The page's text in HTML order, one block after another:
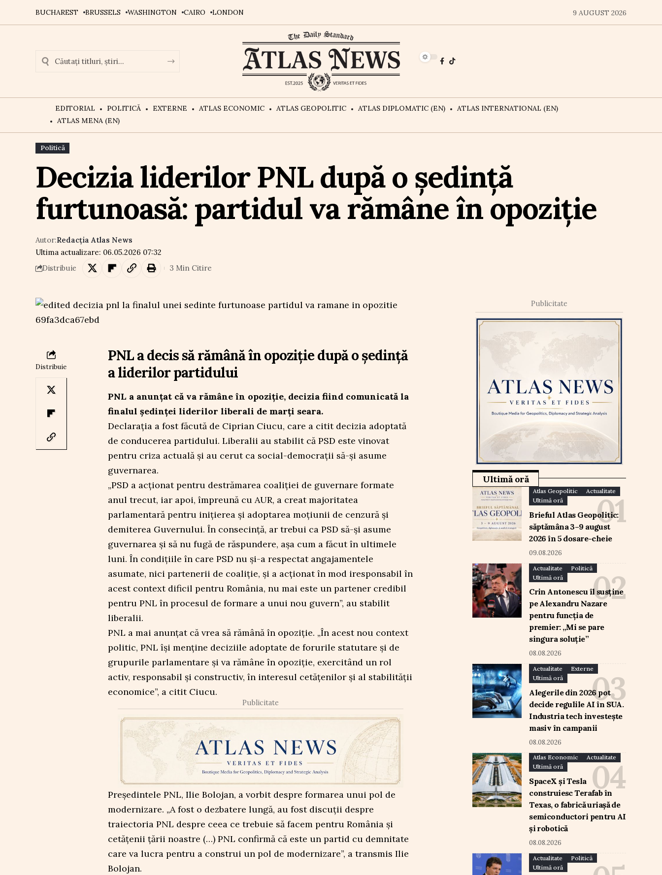
BUCHAREST BRUSSELS WASHINGTON CAIRO LONDON 9 AUGUST 2026
EDITORIAL POLITICĂ EXTERNE ATLAS ECONOMIC ATLAS GEOPOLITIC ATLAS DIPLOMATIC (EN)
ATLAS INTERNATIONAL (EN)
ATLAS MENA (EN)
Politică
Decizia liderilor PNL după o ședință
furtunoasă: partidul va rămâne în opoziție
Ultima actualizare: 06.05.2026 07:32
Autor:Redacția Atlas News
Distribuie 3 Min Citire
Distribuie
PNL a decis să rămână în opoziție după o ședință
a liderilor partidului
PNL a anunțat că va rămâne în opoziție, decizia fiind comunicată la
finalul ședinței liderilor liberali de marți seara.
Declarația a fost făcută de Ciprian Ciucu, care a citit decizia adoptată
de conducerea partidului. Liberalii au stabilit că PSD este vinovat
pentru criza actuală și au cerut ca social-democrații să-și asume
guvernarea.
„PSD a acționat pentru destrămarea coaliției de guvernare formate
anul trecut, iar apoi, împreună cu AUR, a creat majoritatea
parlamentară pentru inițierea și adoptarea moțiunii de cenzură și
demiterea Guvernului. În consecință, ar trebui ca PSD să-și asume
guvernarea și să nu fugă de răspundere, așa cum a făcut în ultimele
luni. În condițiile în care PSD nu și-a respectat angajamentele
asumate, nici partenerii de coaliție, și a acționat în mod iresponsabil în
acest context dificil pentru România, nu mai este un partener credibil
pentru PNL în procesul de formare a unui nou guvern”, au stabilit
liberalii.
PNL a mai anunțat că vrea să rămână în opoziție. „În acest nou context
politic, PNL își menține deciziile adoptate de forurile statutare și de
grupurile parlamentare și va rămâne în opoziție, exercitând un rol
activ, responsabil și constructiv, în interesul cetățenilor și al stabilității
economice”, a citit Ciucu.
Publicitate
Președintele PNL, Ilie Bolojan, a vorbit despre formarea unui pol de
modernizare. „A fost o dezbatere lungă, au fost discuții despre
traiectoria PNL despre ceea ce trebuie să facem pentru România și
cetățenii țării noastre (…) PNL confirmă că este un partid cu demnitate
care va lucra pentru a construi un pol de modernizare”, a transmis Ilie
Bolojan.
Publicitate
Ultimă oră
Atlas Geopolitic
Actualitate
Ultimă oră
Brieful Atlas Geopolitic:
săptămâna 3–9 august
2026 în 5 dosare-cheie
09.08.2026
Actualitate
Politică
Ultimă oră
Crin Antonescu îl susține
pe Alexandru Nazare
pentru funcția de
premier: „Mi se pare
singura soluție”
08.08.2026
Actualitate
Externe
Ultimă oră
Alegerile din 2026 pot
decide regulile AI în SUA.
Industria tech investește
masiv în campanii
08.08.2026
Atlas Economic
Actualitate
Ultimă oră
SpaceX și Tesla
construiesc Terafab în
Texas, o fabrică uriașă de
semiconductori pentru AI
și robotică
08.08.2026
Actualitate
Politică
Ultimă oră